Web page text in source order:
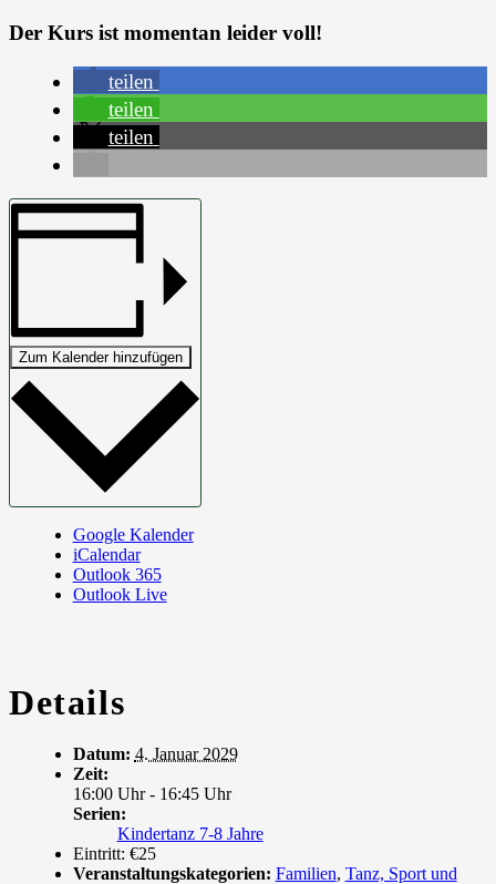
Der Kurs ist momentan leider voll!
teilen
teilen
teilen
Zum Kalender hinzufügen
Google Kalender
iCalendar
Outlook 365
Outlook Live
Details
Datum: 4. Januar 2029
Zeit:
16:00 Uhr - 16:45 Uhr
Serien:
Kindertanz 7-8 Jahre
Eintritt: €25
Veranstaltungskategorien: Familien, Tanz, Sport und